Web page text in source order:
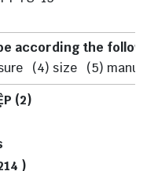
according the
(4) size (5)
(2)
)